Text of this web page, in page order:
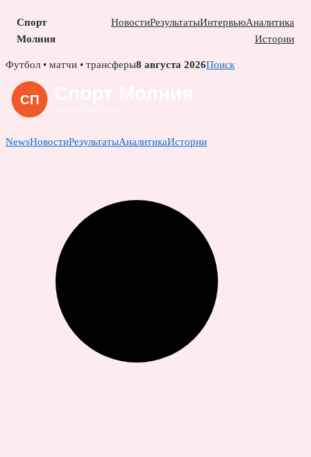
Спорт
Молния
НовостиРезультатыИнтервьюАналитика
Истории
Skip
content
Футбол • матчи • трансферы8 августа 2026Поиск
NewsНовостиРезультатыАналитикаИстории